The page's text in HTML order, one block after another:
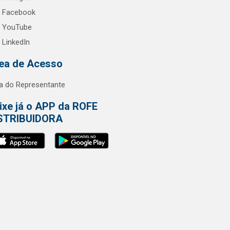
Facebook
YouTube
LinkedIn
de Acesso
do Representante
já o APP da ROFE